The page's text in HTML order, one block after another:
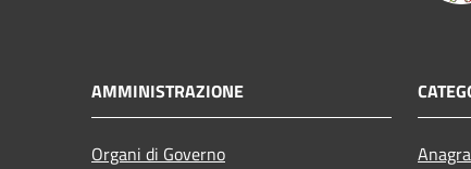
AMMINISTRAZIONE
Organi di Governo